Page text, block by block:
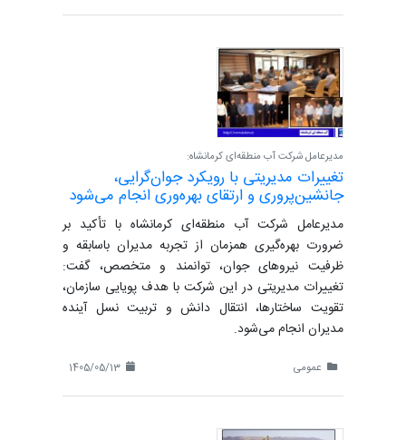
مدیرعامل شرکت آب منطقه‌ای کرمانشاه:
تغییرات مدیریتی با رویکرد جوان‌گرایی،
جانشین‌پروری و ارتقای بهره‌وری انجام می‌شود
مدیرعامل شرکت آب منطقه‌ای کرمانشاه با تأکید بر
ضرورت بهره‌گیری همزمان از تجربه مدیران باسابقه و
ظرفیت نیروهای جوان، توانمند و متخصص، گفت:
تغییرات مدیریتی در این شرکت با هدف پویایی سازمان،
تقویت ساختارها، انتقال دانش و تربیت نسل آینده
مدیران انجام می‌شود.
عمومی